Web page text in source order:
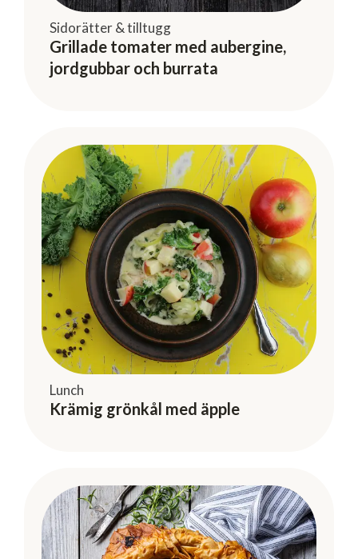
Sidorätter & tilltugg
Grillade tomater med aubergine,
jordgubbar och burrata
Lunch
Krämig grönkål med äpple